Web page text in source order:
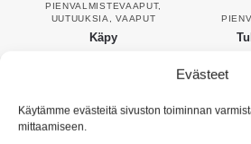
Evästeet
Käytämme evästeitä sivuston toiminnan
mittaamiseen.
PIENVALMISTEVAAPUT,
UUTUUKSIA
,VAAPUT
Käpy